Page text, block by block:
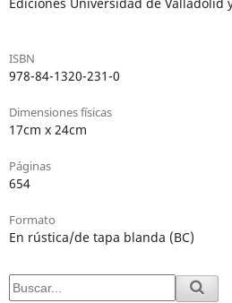
ISBN
978-84-1320-231-0
Dimensiones físicas
17cm x 24cm
Páginas
654
Formato
En rústica/de tapa blanda (BC)